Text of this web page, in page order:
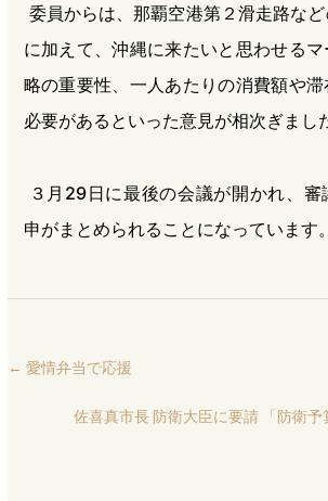
委員からは、那覇空港第２滑走路な
に加えて、沖縄に来たいと思わせる
略の重要性、一人あたりの消費額や
必要があるといった意見が相次ぎまし
３月29日に最後の会議が開かれ、
申がまとめられることになっています。
← 愛情弁当で応援
佐喜真市長 防衛大臣に要請 「防衛